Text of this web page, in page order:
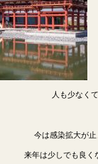
人も少なく
今は感染拡大が
来年は少しでも良く